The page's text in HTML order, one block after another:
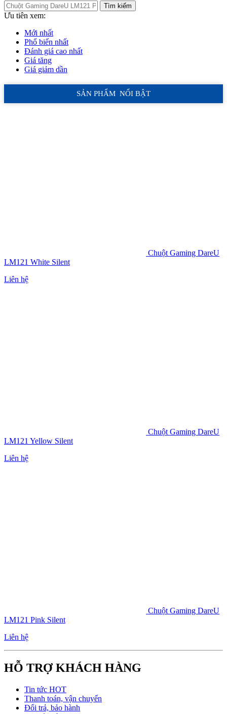
Tìm kiếm
Ưu tiên xem:
Mới nhất
Phổ biến nhất
Đánh giá cao nhất
Giá tăng
Giá giảm dần
SẢN PHẨM NỔI BẬT
Chuột Gaming DareU
LM121 White Silent
Liên hệ
Chuột Gaming DareU
LM121 Yellow Silent
Liên hệ
Chuột Gaming DareU
LM121 Pink Silent
Liên hệ
HỖ TRỢ KHÁCH HÀNG
Tin tức HOT
Thanh toán, vận chuyển
Đổi trả, bảo hành